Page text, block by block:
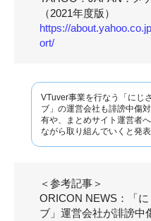
（2021年度版）
https://
ort/
VTuver事業を行なう「にじ
ブ」の運営会社も誹謗中傷
有や、まとめサイト運営者
ながら取り組んでいくと発表
＜参考記事＞
ORICON NEWS：「
ブ」運営会社が誹謗中